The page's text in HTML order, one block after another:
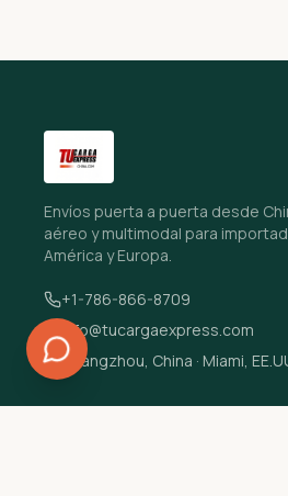
Envíos puerta a puerta desde
aéreo y multimodal para
América y Europa.
+1-786-866-8709
info@tucargaexpress.com
Guangzhou, China · Miami,